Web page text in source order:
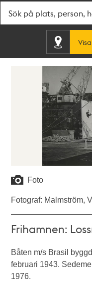
Foto
Fotograf: Malmström,
Frihamnen:
Båten m/s Brasil
februari 1943.
1976.